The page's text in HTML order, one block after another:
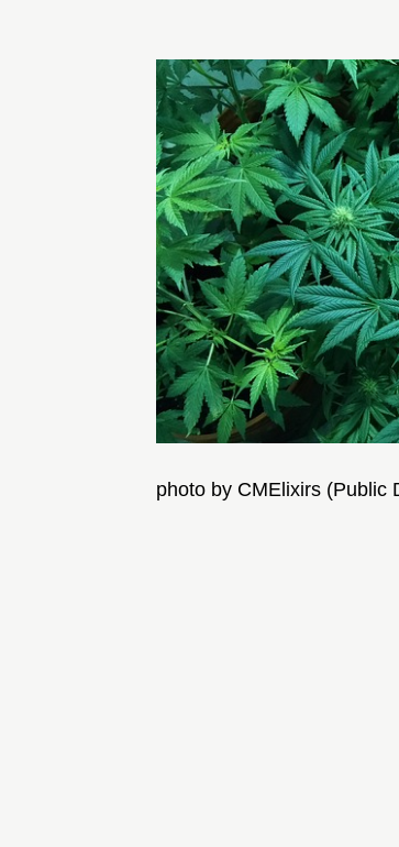
photo by CMElixirs (Public